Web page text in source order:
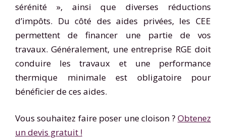
sérénité », ainsi que diverses réductions
d’impôts. Du côté des aides privées, les CEE
permettent de financer une partie de vos
travaux. Généralement, une entreprise RGE doit
conduire les travaux et une performance
thermique minimale est obligatoire pour
bénéficier de ces aides.
Vous souhaitez faire poser une cloison ? Obtenez
un devis gratuit !